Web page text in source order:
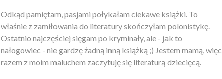
Odkąd pamiętam, pasjami połykałam ciekawe książki. To
właśnie z zamiłowania do literatury skończyłam polonistykę.
Ostatnio najczęściej sięgam po kryminały, ale - jak to
nałogowiec - nie gardzę żadną inną książką ;) Jestem mamą, więc
razem z moim maluchem zaczytuję się literaturą dziecięcą.